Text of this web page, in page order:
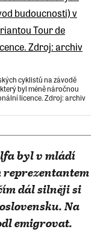
cyklistů na závodě
byl méně náročnou
licence. Zdroj: archiv
byl v mládí
reprezentantem
dál silněji si
Na
emigrovat.